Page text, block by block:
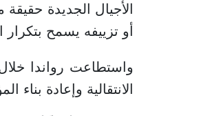
الأجيال الجديدة
أو تزييفه يسمح
واستطاعت رواندا
الانتقالية وإعادة بناء